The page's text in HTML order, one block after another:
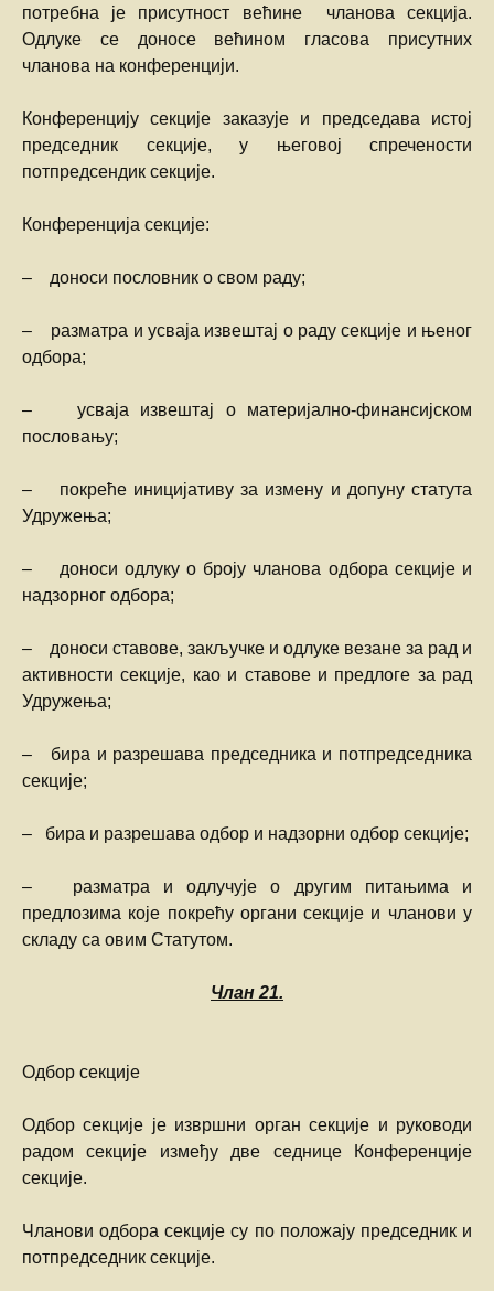
потребна је присутност већине чланова секција.
Одлуке се доносе већином гласова присутних
чланова на конференцији.
Конференцију секције заказује и председава истој
председник секције, у његовој спречености
потпредсендик секције.
Конференција секције:
– доноси пословник о свом раду;
– разматра и усваја извештај о раду секције и њеног
одбора;
– усваја извештај о материјално-финансијском
пословању;
– покреће иницијативу за измену и допуну статута
Удружења;
– доноси одлуку о броју чланова одбора секције и
надзорног одбора;
– доноси ставове, закључке и одлуке везане за рад и
активности секције, као и ставове и предлоге за рад
Удружења;
– бира и разрешава председника и потпредседника
секције;
– бира и разрешава одбор и надзорни одбор секције;
– разматра и одлучује о другим питањима и
предлозима које покрећу органи секције и чланови у
складу са овим Статутом.
Члан 21.
Одбор секције
Одбор секције је извршни орган секције и руководи
радом секције између две седнице Конференције
секције.
Чланови одбора секције су по положају председник и
потпредседник секције.